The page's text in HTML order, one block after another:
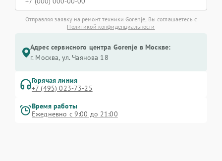
Отправляя заявку на ремонт техники Gorenje, Вы соглашаетесь с
Политикой конфиденциальности
Адрес сервисного центра Gorenje в Москве:
г. Москва, ул. Чаянова 18
Горячая линия
+7 (495) 023-73-25
Время работы
Ежедневно с 9:00 до 21:00